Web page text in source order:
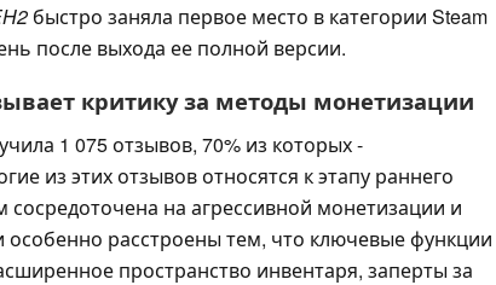
быстро заняла первое место в категории Steam
после выхода ее полной версии.
критику за методы монетизации
1 075 отзывов, 70% из которых -
из этих отзывов относятся к этапу раннего
сосредоточена на агрессивной монетизации и
особенно расстроены тем, что ключевые функции
пространство инвентаря, заперты за